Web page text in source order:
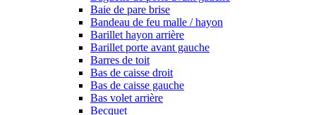
Baie de pare brise
Bandeau de feu malle / hayon
Barillet hayon arrière
Barillet porte avant gauche
Barres de toit
Bas de caisse droit
Bas de caisse gauche
Bas volet arrière
Becquet